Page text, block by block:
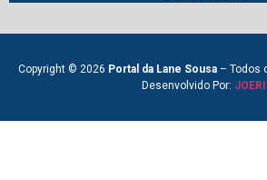
Copyright © 2026 Portal da Lane Sousa– Todos
Desenvolvido Por: JOERI